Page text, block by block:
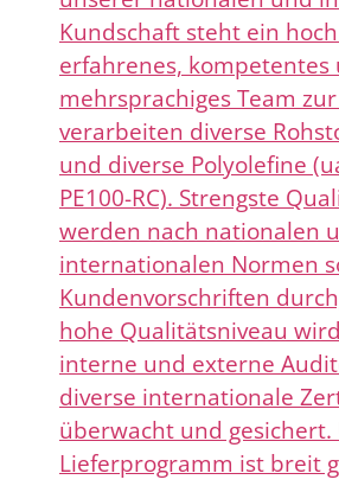
Kundschaft steht ein
erfahrenes, kompetentes
mehrsprachiges Team
verarbeiten diverse
und diverse Polyolefine
PE100-RC). Strengste
werden nach nationalen
internationalen Normen
Kundenvorschriften
hohe Qualitätsniveau
interne und externe
diverse internationale
überwacht und gesichert.
Lieferprogramm ist breit